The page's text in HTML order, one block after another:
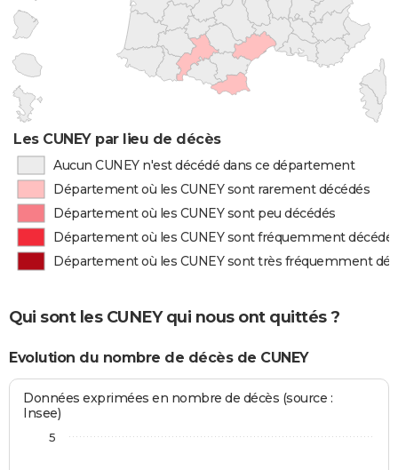
Les CUNEY par lieu de décès
Aucun CUNEY n'est décédé dans ce département
Département où les CUNEY sont rarement décédés
Département où les CUNEY sont peu décédés
Département où les CUNEY sont fréquemment
Département où les CUNEY sont très fréquemment
Qui sont les CUNEY qui nous ont quittés ?
Evolution du nombre de décès de CUNEY
Données exprimées en nombre de décès (source :
Insee)
5